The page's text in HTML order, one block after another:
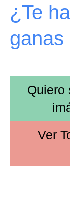
¿Te
ganas
Quiero
Ver